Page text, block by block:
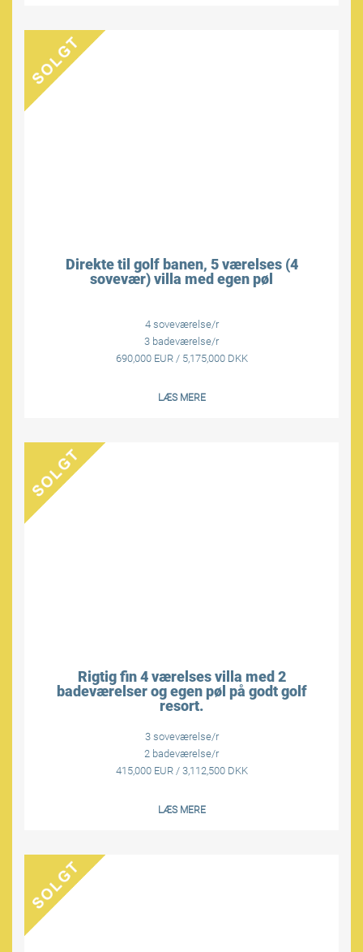
Direkte til golf banen, 5 værelses (4
sovevær) villa med egen pøl
4 soveværelse/r
3 badeværelse/r
690,000 EUR / 5,175,000 DKK
LÆS MERE
Rigtig fin 4 værelses villa med 2
badeværelser og egen pøl på godt golf
resort.
3 soveværelse/r
2 badeværelse/r
415,000 EUR / 3,112,500 DKK
LÆS MERE